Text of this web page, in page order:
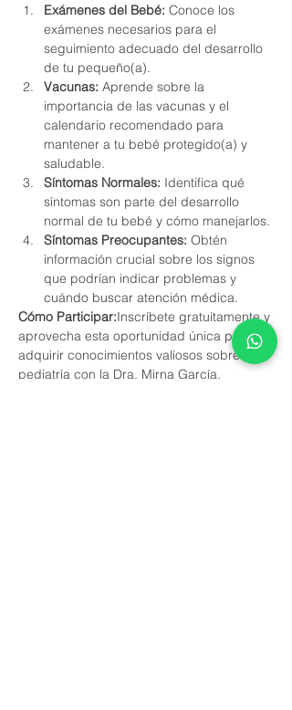
Exámenes del Bebé: Conoce los
exámenes necesarios para el
seguimiento adecuado del desarrollo
de tu pequeño(a).
Vacunas: Aprende sobre la
importancia de las vacunas y el
calendario recomendado para
mantener a tu bebé protegido(a) y
saludable.
Síntomas Normales: Identifica qué
síntomas son parte del desarrollo
normal de tu bebé y cómo manejarlos.
Síntomas Preocupantes: Obtén
información crucial sobre los signos
que podrían indicar problemas y
cuándo buscar atención médica.
Cómo Participar:Inscríbete gratuitamente y
aprovecha esta oportunidad única para
adquirir conocimientos valiosos sobre
pediatría con la Dra. Mirna García.